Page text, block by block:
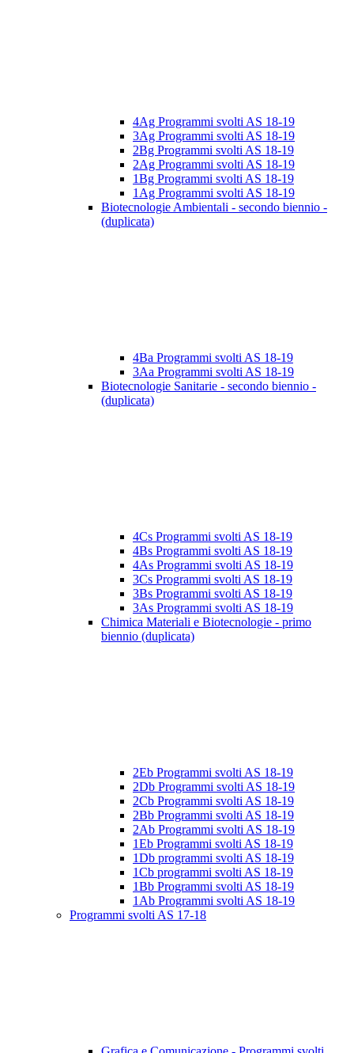
4Ag Programmi svolti AS 18-19
3Ag Programmi svolti AS 18-19
2Bg Programmi svolti AS 18-19
2Ag Programmi svolti AS 18-19
1Bg Programmi svolti AS 18-19
1Ag Programmi svolti AS 18-19
Biotecnologie Ambientali - secondo biennio -
(duplicata)
4Ba Programmi svolti AS 18-19
3Aa Programmi svolti AS 18-19
Biotecnologie Sanitarie - secondo biennio -
(duplicata)
4Cs Programmi svolti AS 18-19
4Bs Programmi svolti AS 18-19
4As Programmi svolti AS 18-19
3Cs Programmi svolti AS 18-19
3Bs Programmi svolti AS 18-19
3As Programmi svolti AS 18-19
Chimica Materiali e Biotecnologie - primo
biennio (duplicata)
2Eb Programmi svolti AS 18-19
2Db Programmi svolti AS 18-19
2Cb Programmi svolti AS 18-19
2Bb Programmi svolti AS 18-19
2Ab Programmi svolti AS 18-19
1Eb Programmi svolti AS 18-19
1Db programmi svolti AS 18-19
1Cb programmi svolti AS 18-19
1Bb Programmi svolti AS 18-19
1Ab Programmi svolti AS 18-19
Programmi svolti AS 17-18